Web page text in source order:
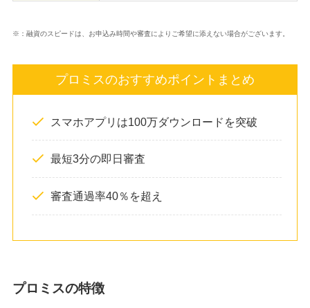
※：融資のスピードは、お申込み時間や審査によりご希望に添えない場合がございます。
プロミスのおすすめポイントまとめ
スマホアプリは100万ダウンロードを突破
最短3分の即日審査
審査通過率40％を超え
プロミスの特徴